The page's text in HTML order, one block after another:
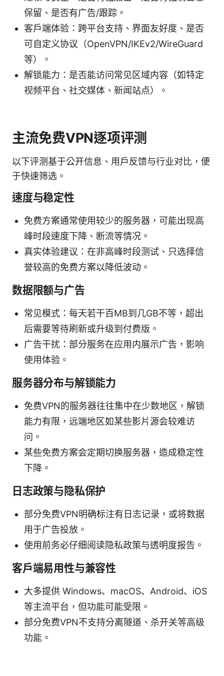
保留、是否有广告/跟踪。
客户端体验：跨平台支持、界面友好度、是否
可自定义协议（OpenVPN/IKEv2/WireGuard
等）。
解锁能力：是否能访问常见区域内容（如特定
视频平台、社交媒体、新闻站点）。
主流免费VPN逐项评测
以下评测基于公开信息、用户反馈与行业对比，便
于快速筛选。
速度与稳定性
免费方案通常使用较少的服务器，可能出现高
峰时段速度下降、断流等情况。
真实体验建议：在非高峰时段测试、只选择信
誉较高的免费方案以降低波动。
数据限额与广告
常见模式：每天若干百MB到几GB不等，超出
后需要等待刷新或升级到付费版。
广告干扰：部分服务在应用内展示广告，影响
使用体验。
服务器分布与解锁能力
免费VPN的服务器往往集中在少数地区，解锁
能力有限，远端地区如某些影片源会较难访
问。
某些免费方案会定期切换服务器，造成稳定性
下降。
日志政策与隐私保护
部分免费VPN明确标注有日志记录，或将数据
用于广告投放。
使用前务必仔细阅读隐私政策与透明度报告。
客户端易用性与兼容性
大多提供 Windows、macOS、Android、iOS
等主流平台，但功能可能受限。
部分免费VPN不支持分离隧道、杀开关等高级
功能。